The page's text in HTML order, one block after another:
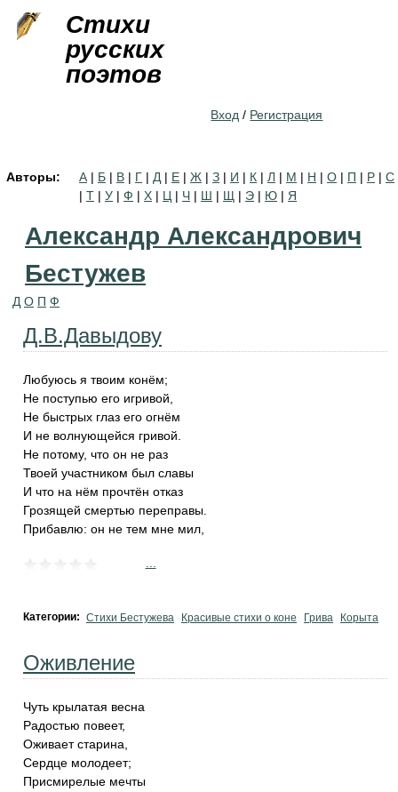
Стихи
русских
поэтов
Вход / Регистрация
Авторы: А | Б | В | Г | Д | Е | Ж | З | И | К | Л | М | Н | О | П | Р | С
| Т | У | Ф | Х | Ц | Ч | Ш | Щ | Э | Ю | Я
Александр Александрович
Бестужев
Д О П Ф
Д.В.Давыдову
Любуюсь я твоим конём;
Не поступью его игривой,
Не быстрых глаз его огнём
И не волнующейся гривой.
Не потому, что он не раз
Твоей участником был славы
И что на нём прочтён отказ
Грозящей смертью переправы.
Прибавлю: он не тем мне мил,
Категории: Стихи Бестужева Красивые стихи о коне Грива Корыта
Оживление
Чуть крылатая весна
Радостью повеет,
Оживает старина,
Сердце молодеет;
Присмирелые мечты